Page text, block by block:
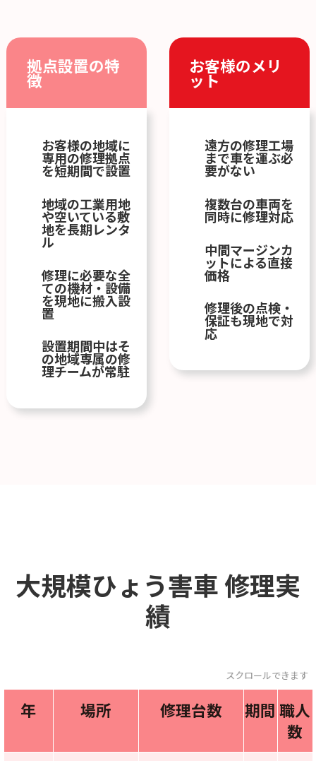
拠点設置の特
徴
お客様の地域に
専用の修理拠点
を短期間で設置
地域の工業用地
や空いている敷
地を長期レンタ
ル
修理に必要な全
ての機材・設備
を現地に搬入設
置
設置期間中はそ
の地域専属の修
理チームが常駐
お客様のメリ
ット
遠方の修理工場
まで車を運ぶ必
要がない
複数台の車両を
同時に修理対応
中間マージンカ
ットによる直接
価格
修理後の点検・
保証も現地で対
応
大規模ひょう害車修理実
績
スクロールできます
年 場所 修理台数 期間 職人
数